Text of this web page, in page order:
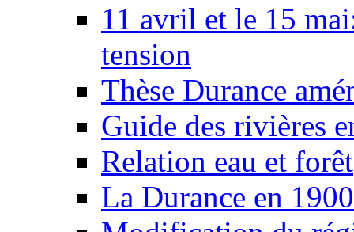
11 avril et le 15
tension
Thèse Durance
Guide des rivières
Relation eau et forêt
La Durance en 1900